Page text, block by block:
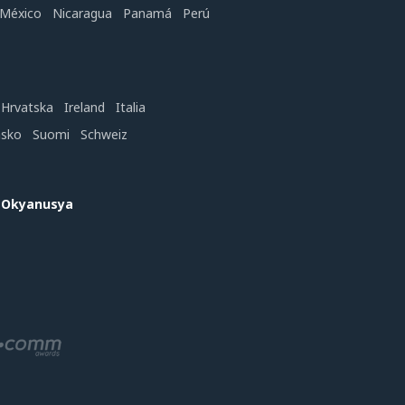
México Nicaragua Panamá
Perú
Hrvatska Ireland
Italia
Suomi
Schweiz